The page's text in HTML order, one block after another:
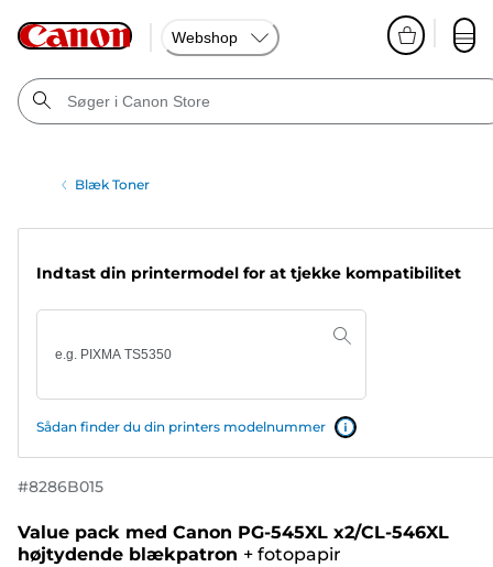
Webshop
Blæk Toner
Indtast din printermodel for at tjekke kompatibilitet
Sådan finder du din printers modelnummer
#8286B015
Value pack med Canon PG-545XL x2/CL-546XL
højtydende blækpatron + fotopapir